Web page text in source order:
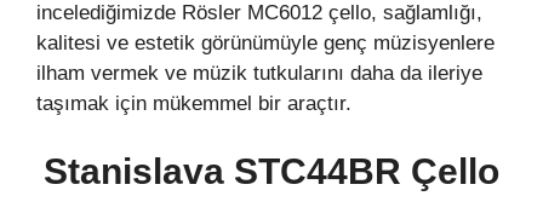
incelediğimizde Rösler MC6012 çello, sağlamlığı,
kalitesi ve estetik görünümüyle genç müzisyenlere
ilham vermek ve müzik tutkularını daha da ileriye
taşımak için mükemmel bir araçtır.
Stanislava STC44BR Çello